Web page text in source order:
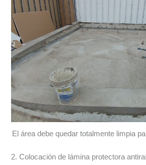
El área debe quedar totalmente limpia
2. Colocación de lámina protectora